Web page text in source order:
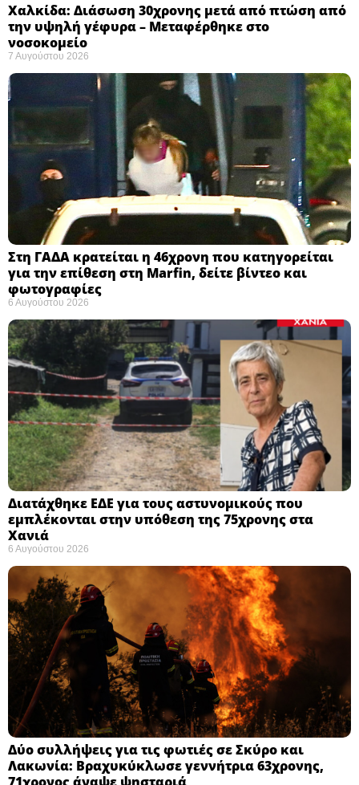
Χαλκίδα: Διάσωση 30χρονης μετά από πτώση από
την υψηλή γέφυρα – Μεταφέρθηκε στο
νοσοκομείο ​
7 Αυγούστου 2026
Στη ΓΑΔΑ κρατείται η 46χρονη που κατηγορείται
για την επίθεση στη Marfin, δείτε βίντεο και
φωτογραφίες
6 Αυγούστου 2026
Διατάχθηκε ΕΔΕ για τους αστυνομικούς που
εμπλέκονται στην υπόθεση της 75χρονης στα
Χανιά
6 Αυγούστου 2026
Δύο συλλήψεις για τις φωτιές σε Σκύρο και
Λακωνία: Βραχυκύκλωσε γεννήτρια 63χρονης,
71χρονος άναψε ψησταριά